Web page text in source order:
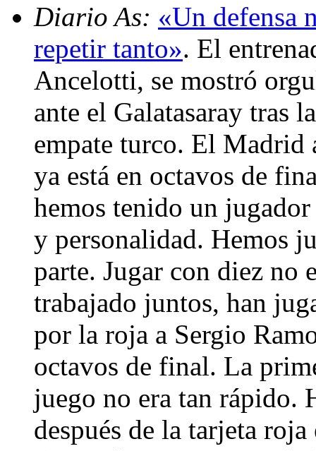
Diario As: «Un defensa
repetir tanto». El
Ancelotti, se mostró
ante el Galatasaray tras
empate turco. El Madrid
ya está en octavos de
hemos tenido un
y personalidad. Hemos
parte. Jugar con diez no
trabajado juntos, han
por la roja a Sergio
octavos de final. La
juego no era tan rápido.
después de la tarjeta